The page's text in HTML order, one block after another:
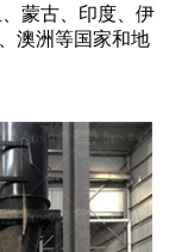
蒙古、印度、伊
澳洲等国家和地